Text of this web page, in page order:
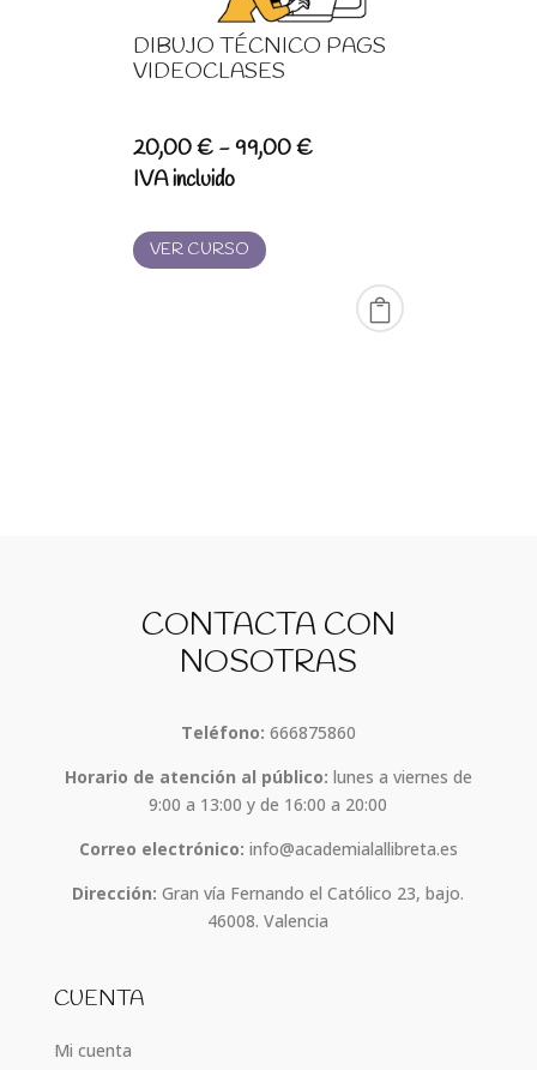
DIBUJO TÉCNICO PAGS
VIDEOCLASES
20,00€ -99,00€Rango
hasta
99,00 €
IVA incluido
VER CURSO
CONTACTA CON
NOSOTRAS
Teléfono: 666875860
Horario de atención al público: lunes a viernes de
9:00 a 13:00 y de 16:00 a 20:00
Correo electrónico: info@academialallibreta.es
Dirección: Gran vía Fernando el Católico 23, bajo.
46008. Valencia
CUENTA
Mi cuenta